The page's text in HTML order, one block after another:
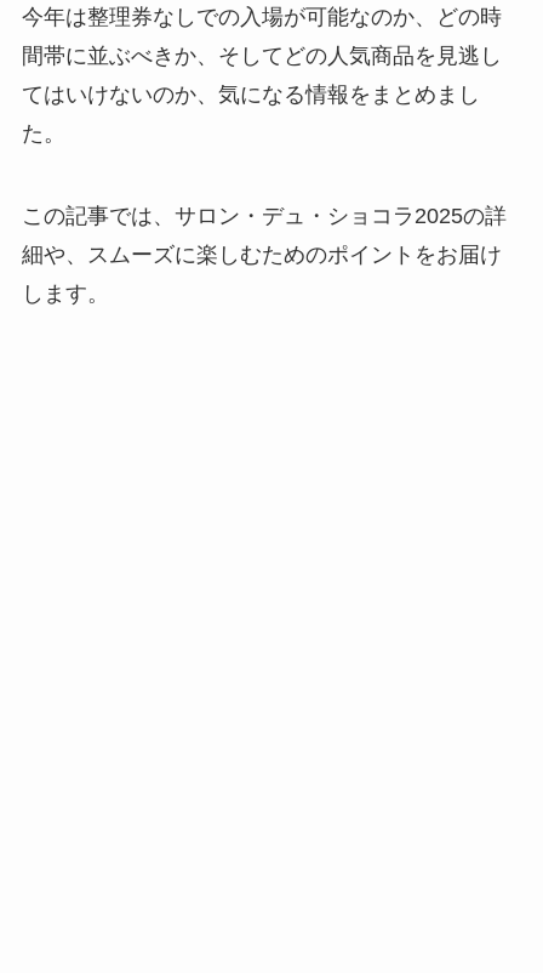
今年は整理券なしでの入場が可能なのか、どの時
間帯に並ぶべきか、そしてどの人気商品を見逃し
てはいけないのか、気になる情報をまとめまし
た。
この記事では、サロン・デュ・ショコラ2025の詳
細や、スムーズに楽しむためのポイントをお届け
します。